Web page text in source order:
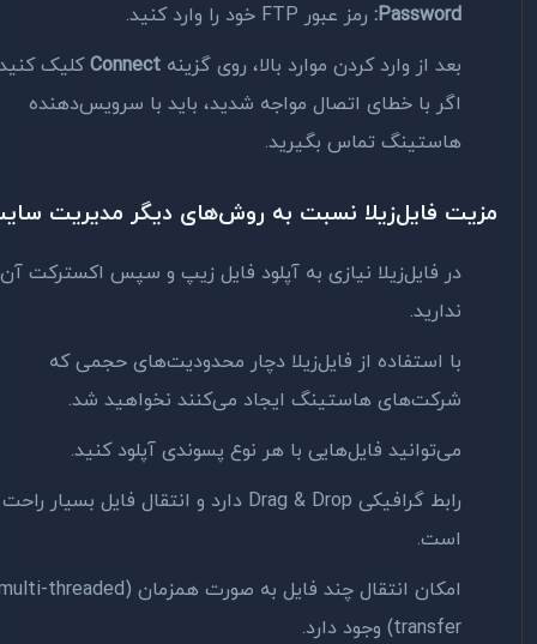
Password:رمز عبور FTP خود را وارد کنید.
بعد از وارد کردن موارد بالا، روی گزینه Connectکلیک کنید.
اگر با خطای اتصال مواجه شدید، باید با سرویس‌دهنده
هاستینگ تماس بگیرید.
فایل‌زیلا نسبت به روش‌های دیگر مدیریت سایت
در فایل‌زیلا نیازی به آپلود فایل زیپ و سپس اکسترکت آن
با استفاده از فایل‌زیلا دچار محدودیت‌های حجمی که
شرکت‌های هاستینگ ایجاد می‌کنند نخواهید شد.
می‌توانید فایل‌هایی با هر نوع پسوندی آپلود کنید.
رابط گرافیکی Drag & Drop دارد و انتقال فایل بسیار راحت
امکان انتقال چند فایل به صورت همزمان (multi-threaded
transfer) وجود دارد.